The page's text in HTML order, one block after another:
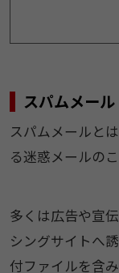
スパムメール
スパムメールと
る迷惑メールのこ
多くは広告や宣
シングサイトへ
付ファイルを含